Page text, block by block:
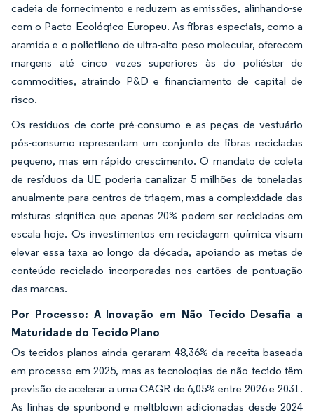
cadeia de fornecimento e reduzem as emissões, alinhando-se
com o Pacto Ecológico Europeu. As fibras especiais, como a
aramida e o polietileno de ultra-alto peso molecular, oferecem
margens até cinco vezes superiores às do poliéster de
commodities, atraindo P&D e financiamento de capital de
risco.
Os resíduos de corte pré-consumo e as peças de vestuário
pós-consumo representam um conjunto de fibras recicladas
pequeno, mas em rápido crescimento. O mandato de coleta
de resíduos da UE poderia canalizar 5 milhões de toneladas
anualmente para centros de triagem, mas a complexidade das
misturas significa que apenas 20% podem ser recicladas em
escala hoje. Os investimentos em reciclagem química visam
elevar essa taxa ao longo da década, apoiando as metas de
conteúdo reciclado incorporadas nos cartões de pontuação
das marcas.
Por Processo: A Inovação em Não Tecido Desafia a
Maturidade do Tecido Plano
Os tecidos planos ainda geraram 48,36% da receita baseada
em processo em 2025, mas as tecnologias de não tecido têm
previsão de acelerar a uma CAGR de 6,05% entre 2026 e 2031.
As linhas de spunbond e meltblown adicionadas desde 2024